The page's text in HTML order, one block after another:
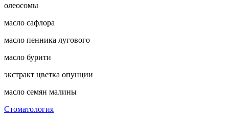
олеосомы
масло сафлора
масло пенника лугового
масло бурити
экстракт цветка опунции
масло семян малины
Стоматология